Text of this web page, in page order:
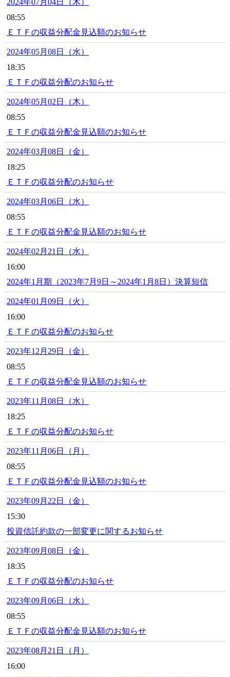
2024年07月04日（木）
08:55
ＥＴＦの収益分配金見込額のお知らせ
2024年05月08日（水）
18:35
ＥＴＦの収益分配のお知らせ
2024年05月02日（木）
08:55
ＥＴＦの収益分配金見込額のお知らせ
2024年03月08日（金）
18:25
ＥＴＦの収益分配のお知らせ
2024年03月06日（水）
08:55
ＥＴＦの収益分配金見込額のお知らせ
2024年02月21日（水）
16:00
2024年1月期（2023年7月9日～2024年1月8日）決算短信
2024年01月09日（火）
16:00
ＥＴＦの収益分配のお知らせ
2023年12月29日（金）
08:55
ＥＴＦの収益分配金見込額のお知らせ
2023年11月08日（水）
18:25
ＥＴＦの収益分配のお知らせ
2023年11月06日（月）
08:55
ＥＴＦの収益分配金見込額のお知らせ
2023年09月22日（金）
15:30
投資信託約款の一部変更に関するお知らせ
2023年09月08日（金）
18:35
ＥＴＦの収益分配のお知らせ
2023年09月06日（水）
08:55
ＥＴＦの収益分配金見込額のお知らせ
2023年08月21日（月）
16:00